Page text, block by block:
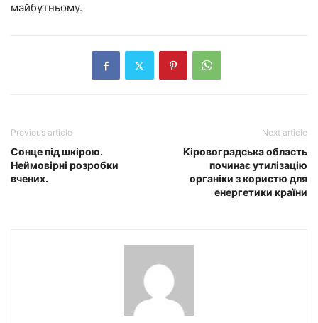
майбутньому.
Previous article
Сонце під шкірою.
Неймовірні розробки
вчених.
Next article
Кіровоградська область
починає утилізацію
органіки з користю для
енергетики країни